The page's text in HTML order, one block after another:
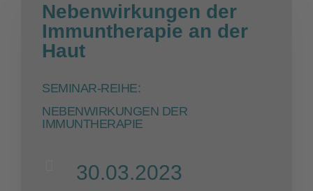
Nebenwirkungen der
Immuntherapie an der
Haut
SEMINAR-REIHE:
NEBENWIRKUNGEN DER
IMMUNTHERAPIE
30.03.2023